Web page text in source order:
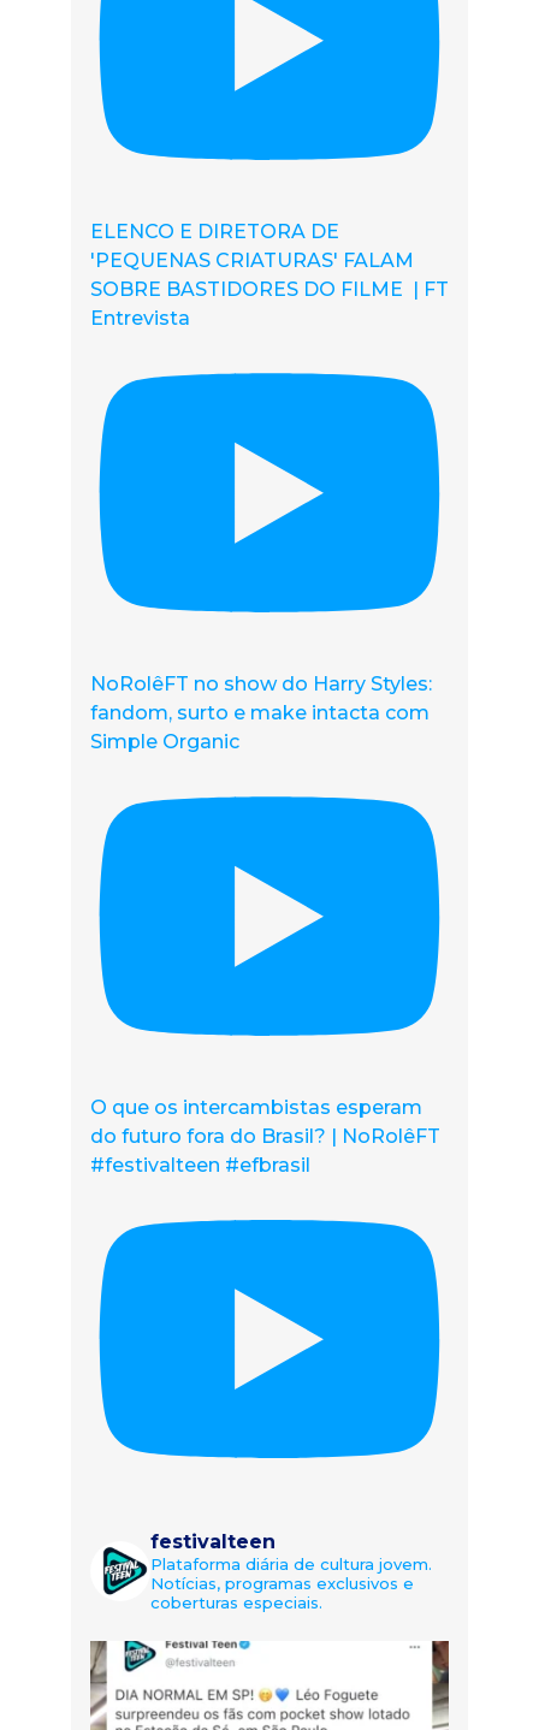
ELENCO E DIRETORA DE
'PEQUENAS CRIATURAS' FALAM
SOBRE BASTIDORES DO FILME | FT
Entrevista
NoRolêFT no show do Harry Styles:
fandom, surto e make intacta com
Simple Organic
O que os intercambistas esperam
do futuro fora do Brasil? | NoRolêFT
#festivalteen #efbrasil
festivalteen
Plataforma diária de cultura jovem.
Notícias, programas exclusivos e
coberturas especiais.